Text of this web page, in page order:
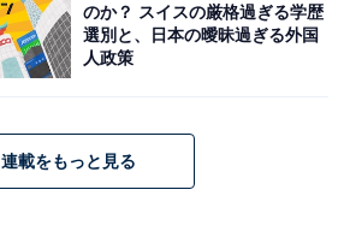
のか？ スイスの厳格過ぎる学歴
選別と、日本の曖昧過ぎる外国
人政策
連載をもっと見る